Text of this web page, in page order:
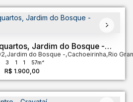
Jardim do Bosque -
R$ 1.900,00
,Jardim do Bosque ,Cachoeirinha,Rio
3 1 1 57m²